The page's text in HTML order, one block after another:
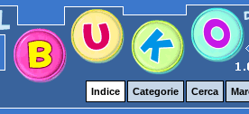
Indice Categorie Cerca